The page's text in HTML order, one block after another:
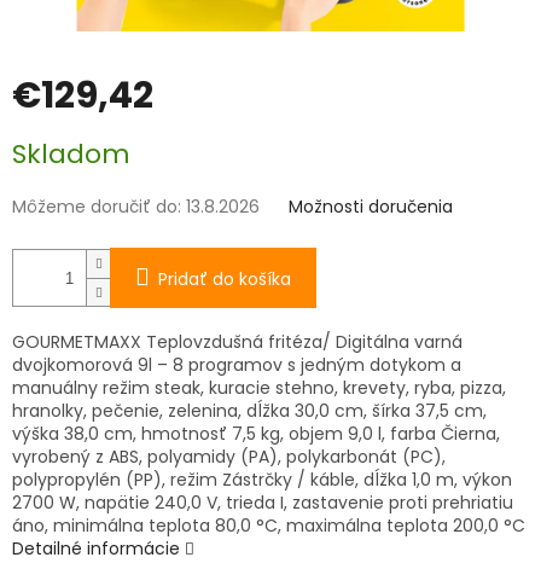
€129,42
cena:
Skladom
Môžeme doručiť do: 13.8.2026 Možnosti doručenia
Pridať do košíka
GOURMETMAXX Teplovzdušná fritéza/ Digitálna varná
dvojkomorová 9l – 8 programov s jedným dotykom a
manuálny režim steak, kuracie stehno, krevety, ryba, pizza,
hranolky, pečenie, zelenina, dĺžka 30,0 cm, šírka 37,5 cm,
výška 38,0 cm, hmotnosť 7,5 kg, objem 9,0 l, farba Čierna,
vyrobený z ABS, polyamidy (PA), polykarbonát (PC),
polypropylén (PP), režim Zástrčky / káble, dĺžka 1,0 m, výkon
2700 W, napätie 240,0 V, trieda I, zastavenie proti prehriatiu
áno, minimálna teplota 80,0 °C, maximálna teplota 200,0 °C
Detailné informácie